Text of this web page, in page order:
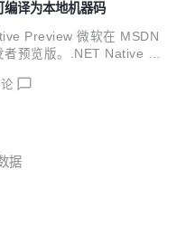
译为本地机器码
Preview 微软在 MSDN
预览版。.NET Native 可
般的性能。鱼与熊掌不
览版构建基于 ARM 或 x
据